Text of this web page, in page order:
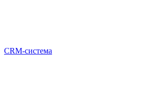
CRM-система